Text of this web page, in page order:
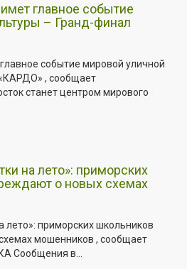
главное событие
– Гранд-финал
событие мировой уличной
, сообщает
станет центром мирового
на лето»: приморских
о новых схемах
лето»: приморских школьников
мошенников , сообщает
Сообщения в...